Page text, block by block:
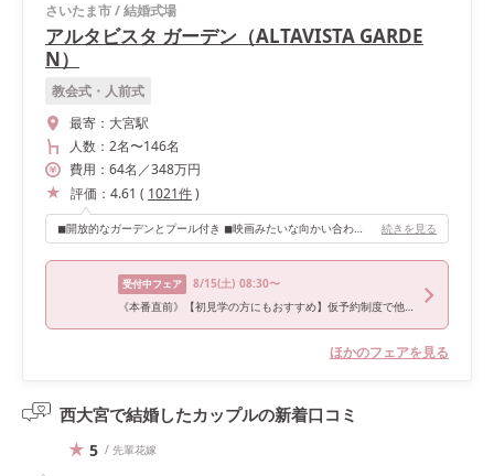
さいたま市/結婚式場
アルタビスタ ガーデン（ALTAVISTA GARDE
N）
教会式・人前式
最寄： 大宮駅
人数： 2名〜146名
費用： 64名 ／348万円
評価： 4.61 ( 1021件)
◼︎開放的なガーデンとプール付き ◼︎映画みたいな向かい合わせの階段 ◼︎どんな天気でも明るく見える白を基調とした会場 ◼︎高砂の後ろには長いソファ有り ◼︎レストラン併設だからこそおいしい料理 ◼︎オリジナルドリンクでのおもてなし ◼︎待合ロビーすらおしゃれすぎて、どこを撮ってもフォトジェニックな空間 続きを見る
受付中フェア 8/15(土) 08:30〜
《本番直前》【初見学の方にもおすすめ】仮予約制度で他会場比較
ほかのフェアを見る
西大宮で結婚したカップルの新着口コミ
5 / 先輩花嫁